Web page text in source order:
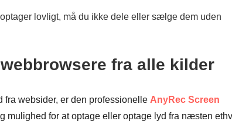
lovligt, må du ikke dele eller sælge dem uden
fra alle kilder
fra websider, er den professionelle AnyRec Screen
mulighed for at optage eller optage lyd fra næsten